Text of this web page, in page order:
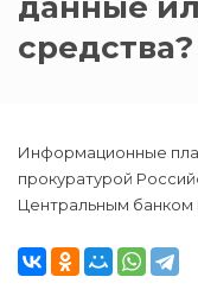
средства?
Информационные
прокуратурой
Центральным